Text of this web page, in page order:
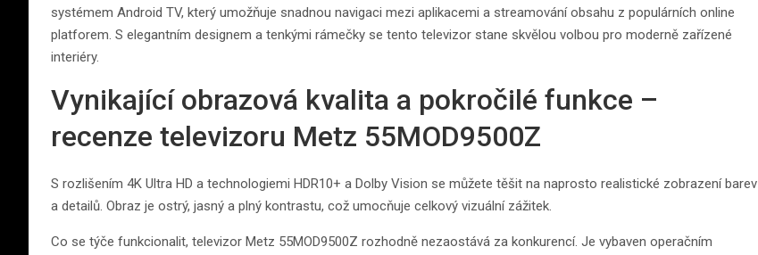
systémem Android TV, který umožňuje snadnou navigaci mezi aplikacemi a streamování obsahu z populárních online
platforem. S elegantním designem a tenkými rámečky se tento televizor stane skvělou volbou pro moderně zařízené
interiéry.
Vynikající obrazová kvalita a pokročilé funkce –
recenze televizoru Metz 55MOD9500Z
S rozlišením 4K Ultra HD a technologiemi HDR10+ a Dolby Vision se můžete těšit na naprosto realistické zobrazení barev
a detailů. Obraz je ostrý, jasný a plný kontrastu, což umocňuje celkový vizuální zážitek.
Co se týče funkcionalit, televizor Metz 55MOD9500Z rozhodně nezaostává za konkurencí. Je vybaven operačním